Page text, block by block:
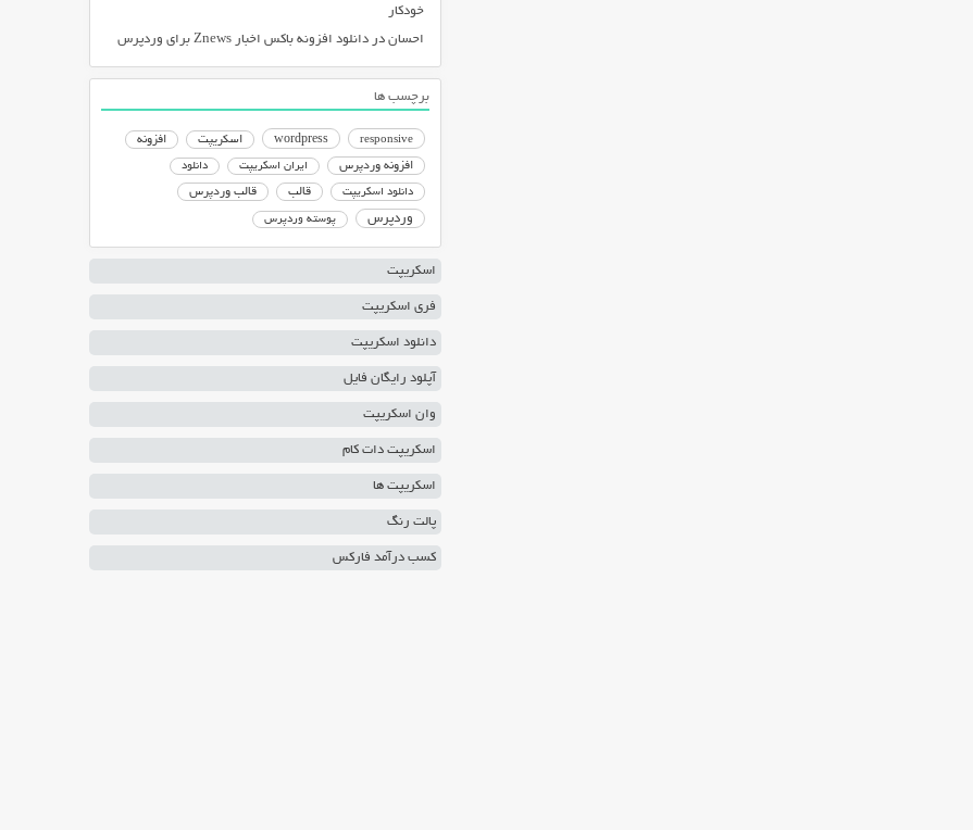
خودکار
احسان در دانلود افزونه باکس اخبار Znews برای وردپرس
برچسب ها
responsive
wordpress اسکریپت
افزونه
افزونه وردپرس
ایران اسکریپت دانلود
دانلود اسکریپت قالب قالب وردپرس
وردپرس پوسته وردپرس
اسکریپت
فری اسکریپت
دانلود اسکریپت
آپلود رایگان فایل
وان اسکریپت
اسکریپت دات کام
اسکریپت ها
پالت رنگ
کسب درآمد فارکس